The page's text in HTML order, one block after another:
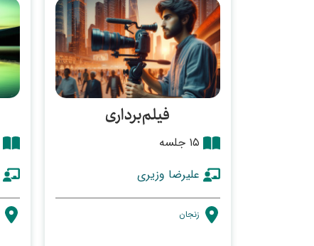
فیلم‌برداری
۱۵ جلسه
علیرضا وزیری
زنجان